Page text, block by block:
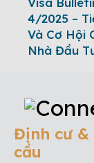
4/2025 –
Và Cơ Hội
Nhà Đầu
Định cư
cầu